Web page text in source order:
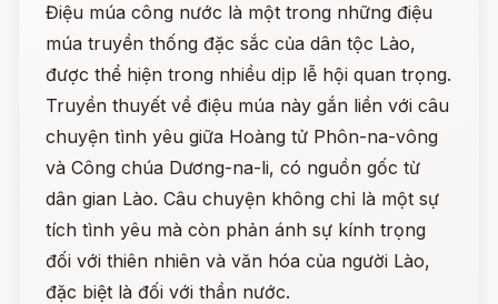
Điệu múa công nước là một trong những điệu
múa truyền thống đặc sắc của dân tộc Lào,
được thể hiện trong nhiều dịp lễ hội quan trọng.
Truyền thuyết về điệu múa này gắn liền với câu
chuyện tình yêu giữa Hoàng tử Phôn-na-vông
và Công chúa Dương-na-li, có nguồn gốc từ
dân gian Lào. Câu chuyện không chỉ là một sự
tích tình yêu mà còn phản ánh sự kính trọng
đối với thiên nhiên và văn hóa của người Lào,
đặc biệt là đối với thần nước.